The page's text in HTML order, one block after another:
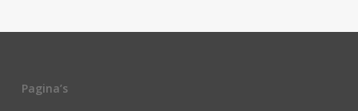
Pagina’s